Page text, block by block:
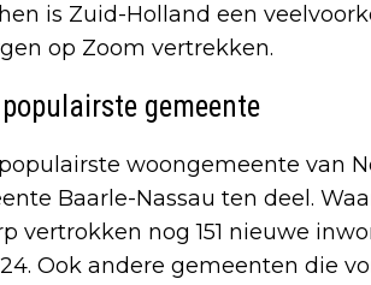
is Zuid-Holland een
op Zoom vertrekken.
gemeente
woongemeente van
Baarle-Nassau ten deel.
vertrokken nog 151 nieuwe
Ook andere gemeenten die